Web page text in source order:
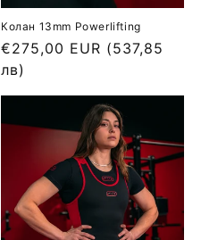
Колан 13mm Powerlifting
Обичайна
цена
€275,00 EUR (537,85
лв)